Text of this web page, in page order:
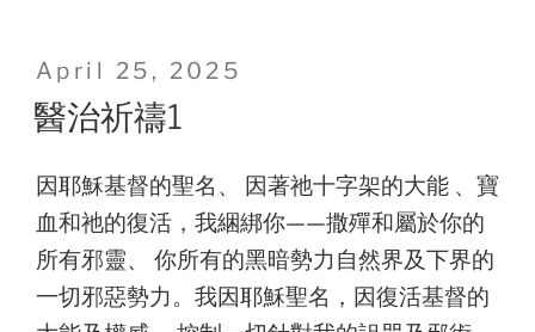
Posted
on
April 25, 2025
醫治祈禱1
因耶穌基督的聖名、 因著祂十字架的大能 、寶
血和祂的復活，我綑綁你——撒殫和屬於你的
所有邪靈、 你所有的黑暗勢力自然界及下界的
一切邪惡勢力。我因耶穌聖名，因復活基督的